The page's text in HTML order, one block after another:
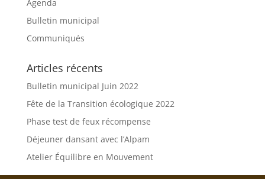
Agenda
Bulletin municipal
Communiqués
Articles récents
Bulletin municipal Juin 2022
Fête de la Transition écologique 2022
Phase test de feux récompense
Déjeuner dansant avec l’Alpam
Atelier Équilibre en Mouvement